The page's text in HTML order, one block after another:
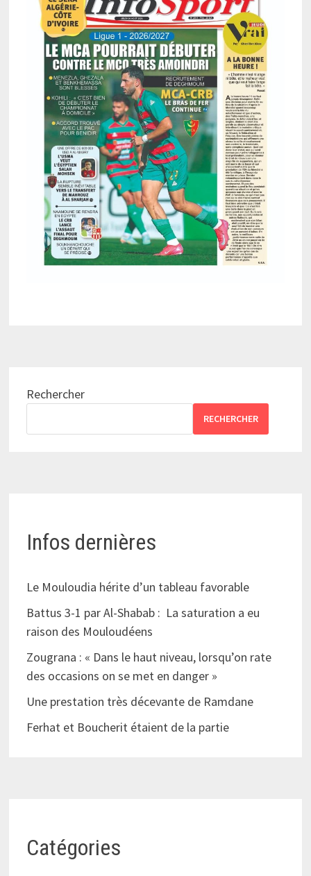
Rechercher
RECHERCHER
Infos dernières
Le Mouloudia hérite d’un tableau favorable
Battus 3-1 par Al-Shabab : La saturation a eu
raison des Mouloudéens
Zougrana : « Dans le haut niveau, lorsqu’on rate
des occasions on se met en danger »
Une prestation très décevante de Ramdane
Ferhat et Boucherit étaient de la partie
Catégories